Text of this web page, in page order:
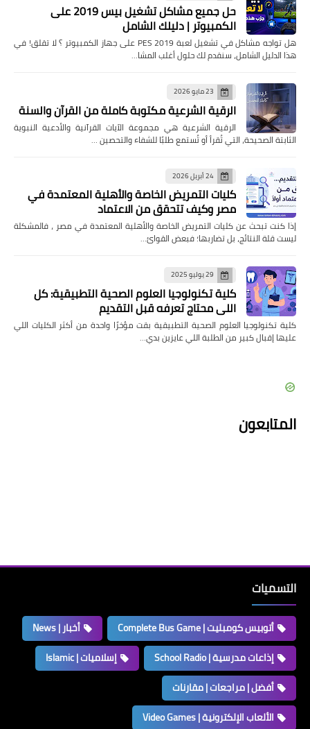
حل جميع مشاكل تشغيل بيس 2019 على
الكمبيوتر | دليلك الشامل
هل تواجه مشاكل في تشغيل لعبة PES 2019 على جهاز الكمبيوتر ؟ لا تقلق! في
هذا الدليل الشامل، سنقدم لك حلول أغلب المشا…
23 مايو 2026
الرقية الشرعية مكتوبة كاملة من القرآن والسنة
الرقية الشرعية هي مجموعة الآيات القرآنية والأدعية النبوية
الثابتة الصحيحة، التي تُقرأ أو تُستمع طلبًا للشفاء والتحصين …
24 أبريل 2026
كليات التمريض الخاصة والأهلية المعتمدة في
مصر وكيف تتحقق من الاعتماد
إذا كنت تبحث عن كليات التمريض الخاصة والأهلية المعتمدة في مصر ، فالمشكلة
ليست قلة النتائج، بل تضاربها؛ فبعض القوائ…
29 يوليو 2025
كلية تكنولوجيا العلوم الصحية التطبيقية: كل
اللي محتاج تعرفه قبل التقديم
كلية تكنولوجيا العلوم الصحية التطبيقية بقت مؤخرًا واحدة من أكثر الكليات اللي
عليها إقبال كبير من الطلبة اللي عايزين بدي…
المتابعون
التسميات
أتوبيس كومبليت | Complete Bus Game
أخبار | News
إذاعات مدرسية | School Radio
إسلاميات | Islamic
أفضل | مراجعات | مقارنات
الألعاب الإلكترونية | Video Games